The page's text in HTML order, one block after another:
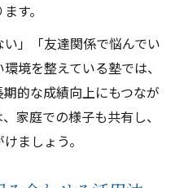
す。
」「友達関係で悩んでい
境を整えている塾では、
的な成績向上にもつなが
家庭での様子も共有し、
ましょう。